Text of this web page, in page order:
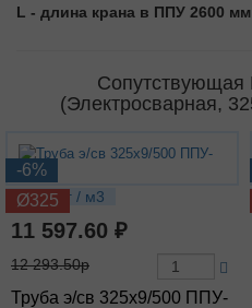
L - длина крана в ППУ 2600 мм
Сопутствующая
(Электросварная,
-6%
Ø325
95.18 кг / м3
11 597.60 ₽
12 293.50р
Труба э/св 325х9/500 ППУ-